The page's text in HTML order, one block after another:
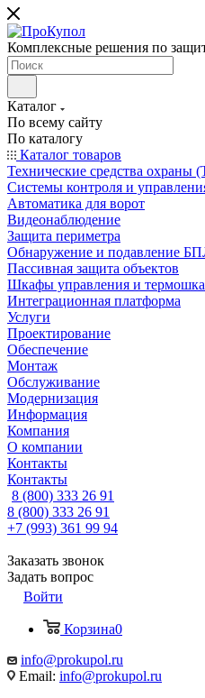
Комплексные решения по
Каталог
По всему сайту
По каталогу
Каталог товаров
Технические средства охраны
Системы контроля и
Автоматика для ворот
Видеонаблюдение
Защита периметра
Обнаружение и подавление
Пассивная защита объектов
Шкафы управления и
Интеграционная платформа
Услуги
Проектирование
Обеспечение
Монтаж
Обслуживание
Модернизация
Информация
Компания
О компании
Контакты
Контакты
8 (800) 333 26 91
8 (800) 333 26 91
+7 (993) 361 99 94
Заказать звонок
Задать вопрос
Войти
Корзина0
info@prokupol.ru
Email: info@prokupol.ru